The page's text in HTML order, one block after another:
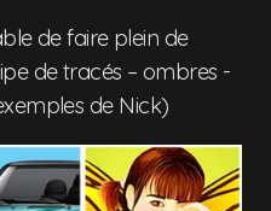
de faire plein de
de tracés – ombres -
de Nick)